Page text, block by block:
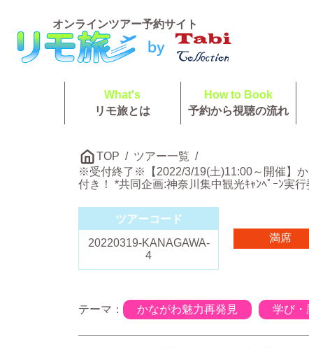
オンラインツアー予約サイト
What's
リモ旅とは
How to Book
予約から視聴の流れ
TOP
ツアー一覧
※受付終了※【2022/3/19(土)11:00～開催】
付き！ *共同企画:神奈川集中観光ｷｬﾝﾍﾟｰﾝ実
ツアーコード
20220319-KANAGAWA-
4
満席
テーマ： かながわ魅力再発見 学び・